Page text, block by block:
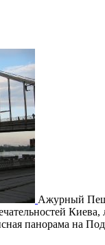
Ажурный
панорама на